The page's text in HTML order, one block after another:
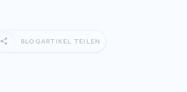
BLOGARTIKEL TEILEN